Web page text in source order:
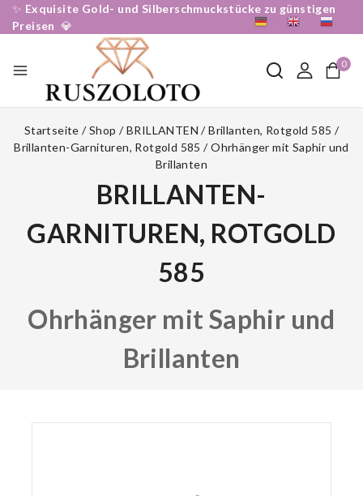
✨ Exquisite Gold- und Silberschmuckstücke zu günstigen
Preisen 💎
0
Startseite / Shop / BRILLANTEN / Brillanten, Rotgold 585 /
Brillanten-Garnituren, Rotgold 585 / Ohrhänger mit Saphir und
Brillanten
BRILLANTEN-
GARNITUREN, ROTGOLD
585
Ohrhänger mit Saphir und
Brillanten